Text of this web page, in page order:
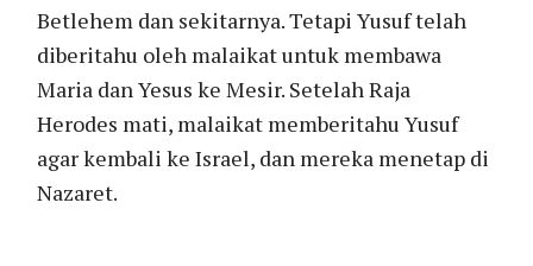
Betlehem dan sekitarnya. Tetapi Yusuf telah
diberitahu oleh malaikat untuk membawa
Maria dan Yesus ke Mesir. Setelah Raja
Herodes mati, malaikat memberitahu Yusuf
agar kembali ke Israel, dan mereka menetap di
Nazaret.